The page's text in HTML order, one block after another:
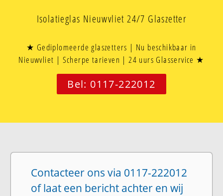
Isolatieglas Nieuwvliet 24/7 Glaszetter
★ Gediplomeerde glaszetters | Nu beschikbaar in
Nieuwvliet | Scherpe tarieven | 24 uurs Glasservice ★
Bel: 0117-222012
Contacteer ons via 0117-222012
of laat een bericht achter en wij